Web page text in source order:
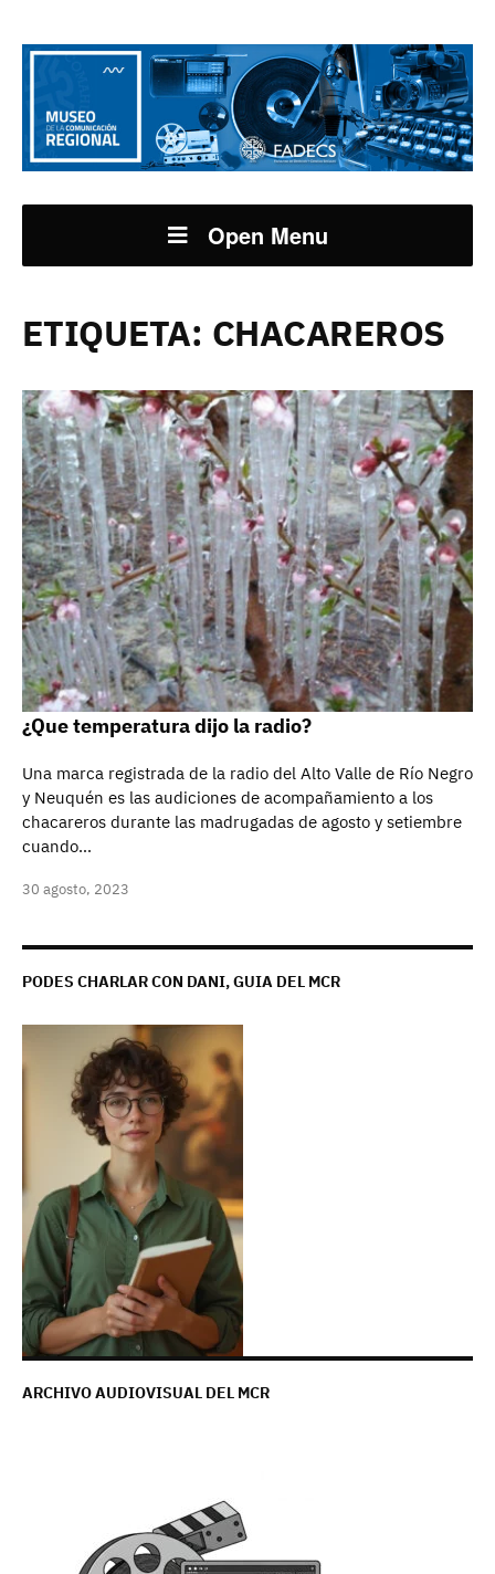
Open Menu
ETIQUETA: CHACAREROS
¿Que temperatura dijo la radio?
Una marca registrada de la radio del Alto Valle de Río Negro
y Neuquén es las audiciones de acompañamiento a los
chacareros durante las madrugadas de agosto y setiembre
cuando…
30 agosto, 2023
PODES CHARLAR CON DANI, GUIA DEL MCR
ARCHIVO AUDIOVISUAL DEL MCR